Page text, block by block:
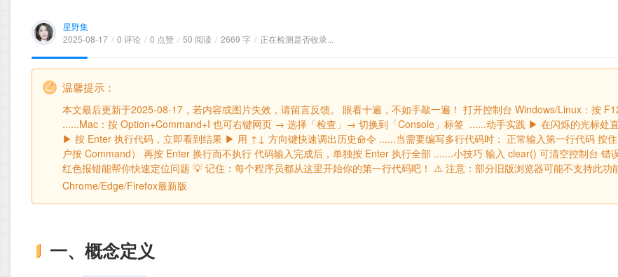
星野集
2025-08-17 / 0 评论 / 0 点赞 / 50 阅读 / 2669 字 / 正在检测是否收录...
温馨提示：
本文最后更新于2025-08-17，若内容或图片失效，请留言反馈。 眼看十遍，不如手敲一遍！‌ ‌打开控制台‌ ‌Windows/Linux‌：按
‌......Mac‌：按 Option+Command+I 也可右键网页 → 选择「检查」→ 切换到「Console」标签 ‌ ......动手实践‌ ▶ 在闪烁的光标处
▶ 按 Enter 执行代码，立即看到结果 ▶ 用 ↑↓ 方向键快速调出历史命令 ......当需要编写多行代码时： 正常输入第一行代码 按
户按 Command） 再按 Enter 换行而不执行 代码输入完成后，单独按 Enter 执行全部 ‌.......小技巧‌ 输入 clear() 可清空控制台 错
红色报错能帮你快速定位问题 💡 记住：每个程序员都从这里开始你的第一行代码吧！ ⚠️ 注意：部分旧版浏览器可能不支持此功
Chrome/Edge/Firefox最新版
一、概念定义